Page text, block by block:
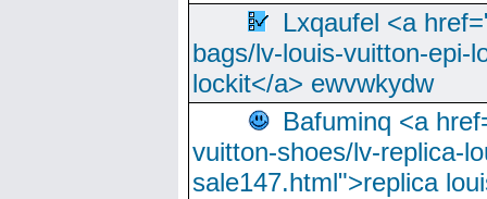
Lxqaufel <a
bags/lv-louis-vuitton-epi-
lockit</a> ewvwkydw
Bafuminq <a
vuitton-shoes/lv-replica-
sale147.html">replica